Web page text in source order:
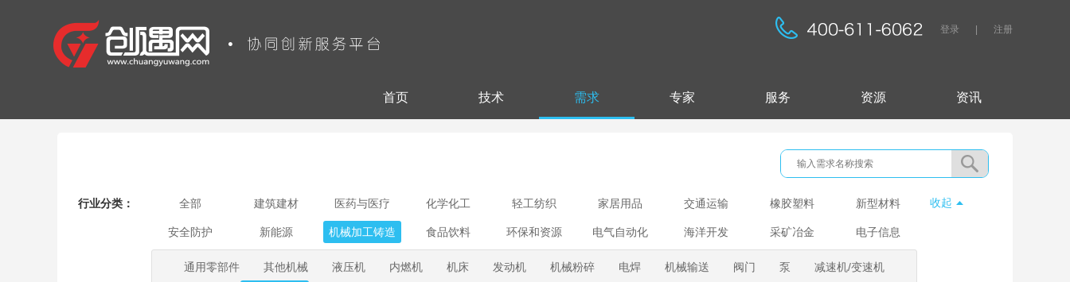
登录 注册
首页 技术 需求 专家 服务 资源 资讯
收起
行业分类： 全部 建筑建材 医药与医疗 化学化工 轻工纺织 家居用品 交通运输 橡胶塑料 新型材料
安全防护 新能源 机械加工铸造 食品饮料 环保和资源 电气自动化 海洋开发 采矿冶金 电子信息
通用零部件 其他机械 液压机 内燃机 机床 发动机 机械粉碎 电焊 机械输送 阀门 泵 减速机/变速机